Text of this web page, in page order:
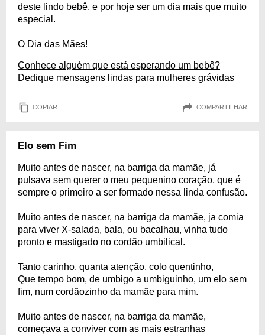
deste lindo bebê, e por hoje ser um dia mais que muito
especial.
O Dia das Mães!
Conhece alguém que está esperando um bebê?
Dedique mensagens lindas para mulheres grávidas
COPIAR COMPARTILHAR
Elo sem Fim
Muito antes de nascer, na barriga da mamãe, já
pulsava sem querer o meu pequenino coração, que é
sempre o primeiro a ser formado nessa linda confusão.
Muito antes de nascer, na barriga da mamãe, ja comia
para viver X-salada, bala, ou bacalhau, vinha tudo
pronto e mastigado no cordão umbilical.
Tanto carinho, quanta atenção, colo quentinho,
Que tempo bom, de umbigo a umbiguinho, um elo sem
fim, num cordãozinho da mamãe para mim.
Muito antes de nascer, na barriga da mamãe,
começava a conviver com as mais estranhas